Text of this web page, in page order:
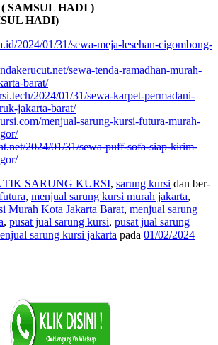
( SAMSUL HADI )
HADI)
2024/01/31/sewa-meja-lesehan-cigombong-
sewa-tenda-ramadhan-murah-
barat/
2024/01/31/sewa-karpet-permadani-
jakarta-barat/
menjual-sarung-kursi-futura-murah-
2024/01/31/sewa-puff-sofa-siap-kirim-
SARUNG KURSI, sarung kursi dan ber-
, menjual sarung kursi murah jakarta,
Murah Kota Jakarta Barat, menjual sarung
, pusat jual sarung kursi, pusat jual sarung
sarung kursi jakarta pada 01/02/2024